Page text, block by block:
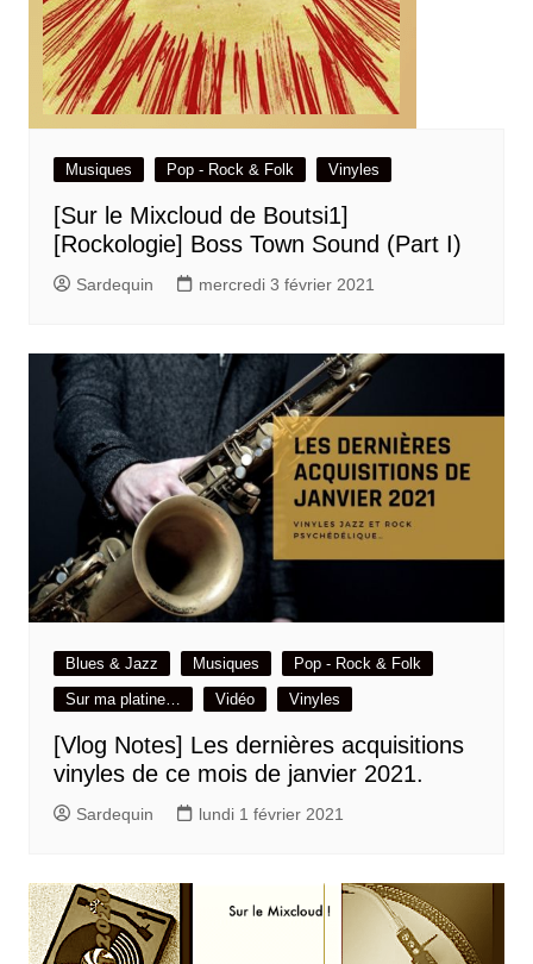
Musiques Pop - Rock & Folk Vinyles
[Sur le Mixcloud de Boutsi1]
[Rockologie] Boss Town Sound (Part I)
Sardequin mercredi 3 février 2021
Blues & Jazz Musiques
Pop - Rock & Folk
Sur ma platine…
Vidéo Vinyles
[Vlog Notes] Les dernières acquisitions
vinyles de ce mois de janvier 2021.
Sardequin lundi 1 février 2021